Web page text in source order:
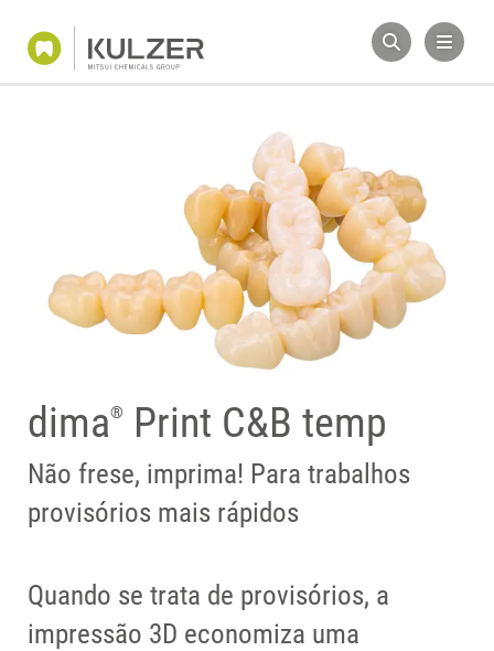
dima® Print C&B temp
Não frese, imprima! Para trabalhos
provisórios mais rápidos
Quando se trata de provisórios, a
impressão 3D economiza uma